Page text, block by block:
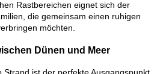
Rastbereichen eignet sich der
die gemeinsam einen ruhigen
möchten.
Dünen und Meer
Strand ist der perfekte Ausgangspunkt